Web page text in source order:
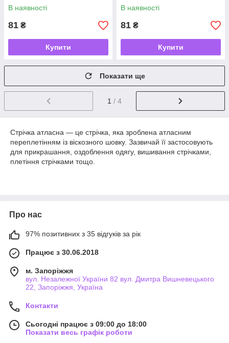
В наявності
81 ₴
Купити
В наявності
81 ₴
Купити
Показати ще
1 / 4
Стрічка атласна — це стрічка, яка зроблена атласним
переплетінням із віскозного шовку. Зазвичай її застосовують
для прикрашання, оздоблення одягу, вишивання стрічками,
плетіння стрічками тощо.
Про нас
97% позитивних з 35 відгуків за рік
Працює з 30.06.2018
м. Запоріжжя
вул. Незалежної України 82 вул. Дмитра Вишневецького
22, Запоріжжя, Україна
Контакти
Сьогодні працює з 09:00 до 18:00
Показати весь графік роботи